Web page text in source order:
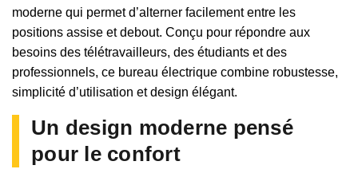
moderne qui permet d’alterner facilement entre les
positions assise et debout. Conçu pour répondre aux
besoins des télétravailleurs, des étudiants et des
professionnels, ce bureau électrique combine robustesse,
simplicité d’utilisation et design élégant.
Un design moderne pensé
pour le confort